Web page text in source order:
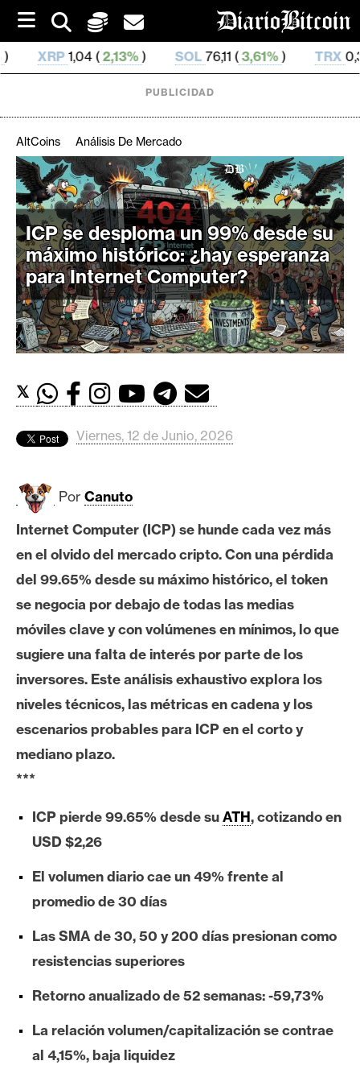
i
p
t
o
SOL76,11 (3,61% TRX0,328 655 ( 0,54% )
C
r
i
p
t
o
M
e
r
d
s
B
t
c
o
i
E
e
r
m
I
n
á
i
s
PUBLICIDAD
AltCoins Análisis De Mercado
ICP se desploma un 99% desde su
máximo histórico: ¿hay esperanza
para Internet Computer?
𝕏
Viernes, 12 de Junio, 2026
Por Canuto
Internet Computer (ICP) se hunde cada vez más
en el olvido del mercado cripto. Con una pérdida
del 99.65% desde su máximo histórico, el token
se negocia por debajo de todas las medias
móviles clave y con volúmenes en mínimos, lo que
sugiere una falta de interés por parte de los
inversores. Este análisis exhaustivo explora los
niveles técnicos, las métricas en cadena y los
escenarios probables para ICP en el corto y
mediano plazo.
***
ICP pierde 99.65% desde suATH, cotizando en
USD $2,26
El volumen diario cae un 49% frente al
promedio de 30 días
Las SMA de 30, 50 y 200 días presionan como
resistencias superiores
Retorno anualizado de 52 semanas: -59,73%
La relación volumen/capitalización se contrae
al 4,15%, baja liquidez